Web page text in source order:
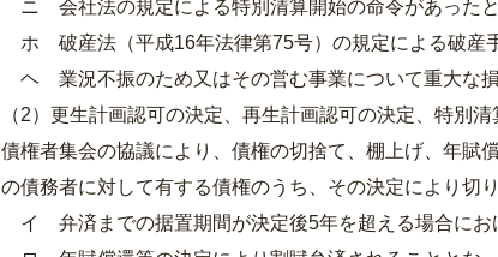
ニ 会社法の規定による特別清算開始の命令があった
ホ 破産法（平成16年法律第75号）の規定による破産
ヘ 業況不振のため又はその営む事業について重大な
（2）更生計画認可の決定、再生計画認可の決定、特別
債権者集会の協議により、債権の切捨て、棚上げ、年賦
の債務者に対して有する債権のうち、その決定により切
イ 弁済までの据置期間が決定後5年を超える場合にお